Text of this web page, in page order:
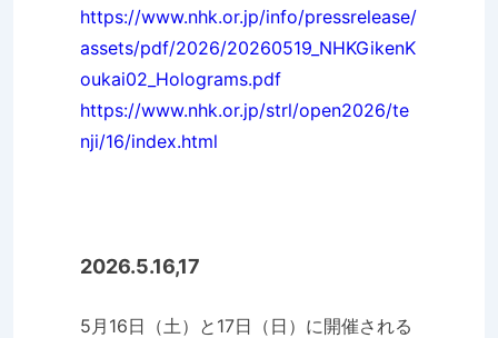
https://www.nhk.or.jp/info/pressrelease/
assets/pdf/2026/20260519_NHKGikenK
oukai02_Holograms.pdf
https://www.nhk.or.jp/strl/open2026/te
nji/16/index.html
2026.5.16,17
5月16日（土）と17日（日）に開催される